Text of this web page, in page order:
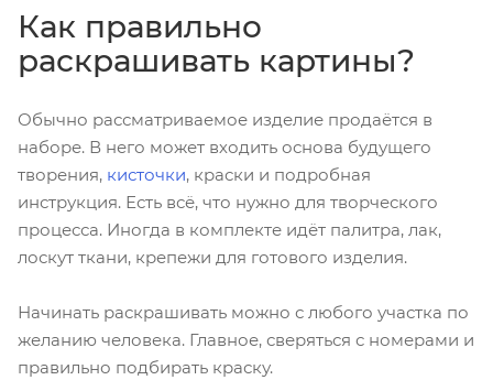
Как правильно
раскрашивать картины?
Обычно рассматриваемое изделие продаётся в
наборе. В него может входить основа будущего
творения, кисточки, краски и подробная
инструкция. Есть всё, что нужно для творческого
процесса. Иногда в комплекте идёт палитра, лак,
лоскут ткани, крепежи для готового изделия.
Начинать раскрашивать можно с любого участка по
желанию человека. Главное, сверяться с номерами и
правильно подбирать краску.